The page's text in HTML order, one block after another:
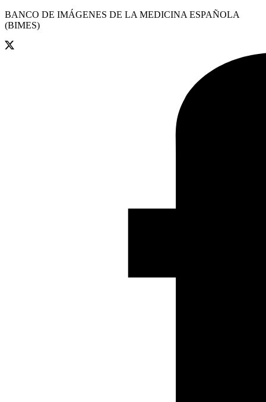
BANCO DE IMÁGENES DE LA MEDICINA ESPAÑOLA
(BIMES)